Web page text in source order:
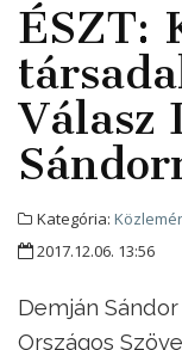
ÉSZT:
Válasz
Kategória:
2017.12.06. 13:56
Demján
Országos